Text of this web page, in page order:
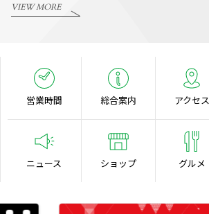
VIEW MORE
営業時間 総合案内 アクセス
ニュース ショップ グルメ